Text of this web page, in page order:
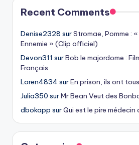
Recent Comments
Denise2328 surStromae, Pomme : «
Ennemie » (Clip officiel)
Devon311 surBob le majordome :
Français
Loren4834 surEn prison, ils ont
Julia350 surMr Bean Veut des
dbokapp surQui est le pire